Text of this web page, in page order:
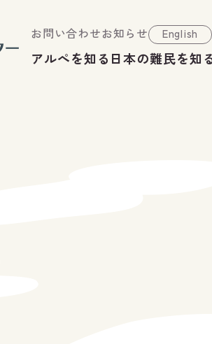
お問い合わせお知らせ English
アルぺを知る 日本の難民を知